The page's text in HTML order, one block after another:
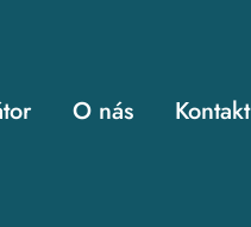
O nás Kontakt